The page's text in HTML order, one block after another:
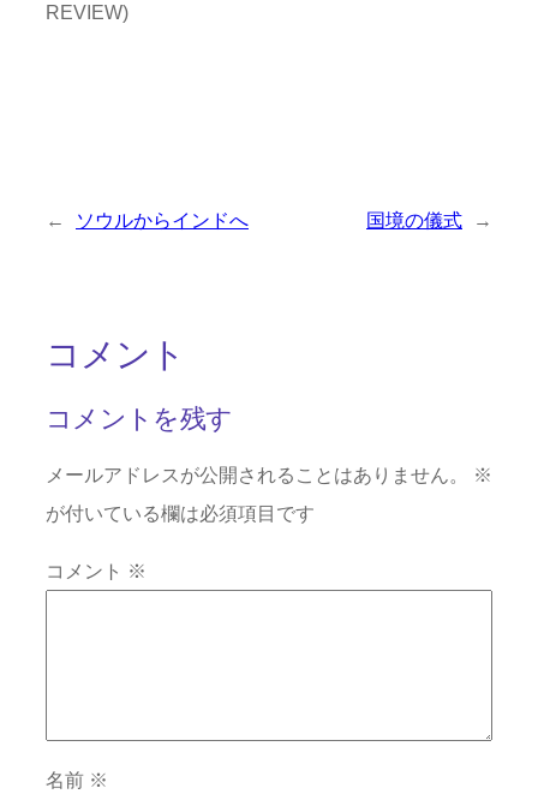
REVIEW)
← ソウルからインドへ 国境の儀式 →
コメント
コメントを残す
メールアドレスが公開されることはありません。
※
が付いている欄は必須項目です
コメント ※
名前 ※